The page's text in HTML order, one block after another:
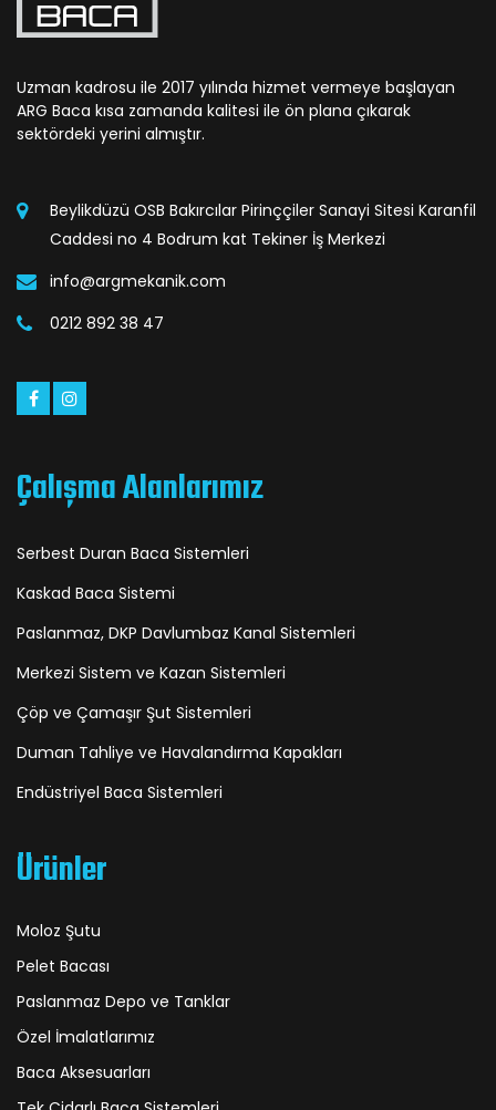
Uzman kadrosu ile 2017 yılında hizmet vermeye başlayan
ARG Baca kısa zamanda kalitesi ile ön plana çıkarak
sektördeki yerini almıştır.
Beylikdüzü OSB Bakırcılar Pirinççiler Sanayi Sitesi Karanfil
Caddesi no 4 Bodrum kat Tekiner İş Merkezi
info@argmekanik.com
0212 892 38 47
Çalışma Alanlarımız
Serbest Duran Baca Sistemleri
Kaskad Baca Sistemi
Paslanmaz, DKP Davlumbaz Kanal Sistemleri
Merkezi Sistem ve Kazan Sistemleri
Çöp ve Çamaşır Şut Sistemleri
Duman Tahliye ve Havalandırma Kapakları
Endüstriyel Baca Sistemleri
Ürünler
Moloz Şutu
Pelet Bacası
Paslanmaz Depo ve Tanklar
Özel İmalatlarımız
Baca Aksesuarları